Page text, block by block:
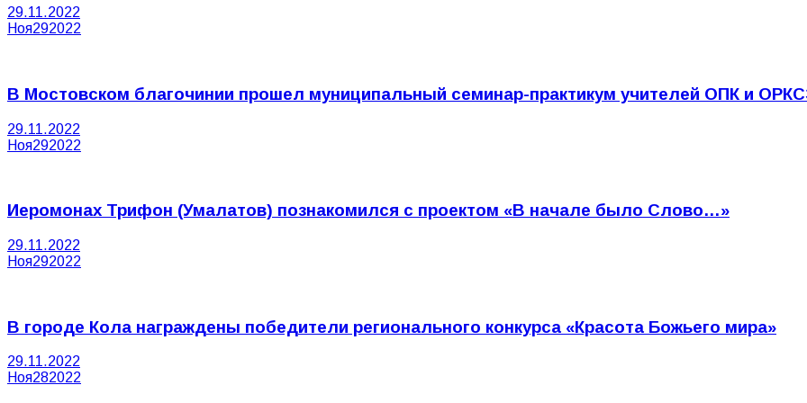
29.11.2022
Ноя292022
В Мостовском благочинии прошел муниципальный семинар-практикум учителей ОПК и
29.11.2022
Ноя292022
Иеромонах Трифон (Умалатов) познакомился с проектом «В начале было Слово…»
29.11.2022
Ноя292022
В городе Кола награждены победители регионального конкурса «Красота Божьего мира»
29.11.2022
Ноя282022